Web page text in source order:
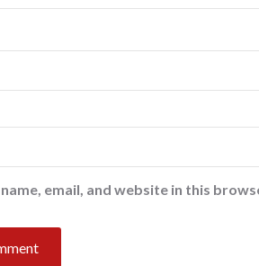
name, email, and website in this